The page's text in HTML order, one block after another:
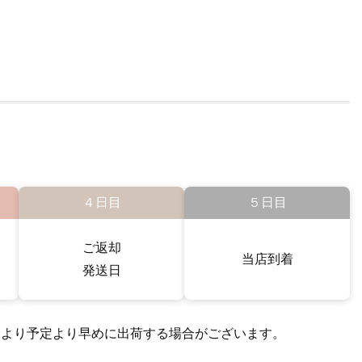
４日目
ご返却
発送日
５日目
当店到着
り予定より早めに出荷する場合がございます。